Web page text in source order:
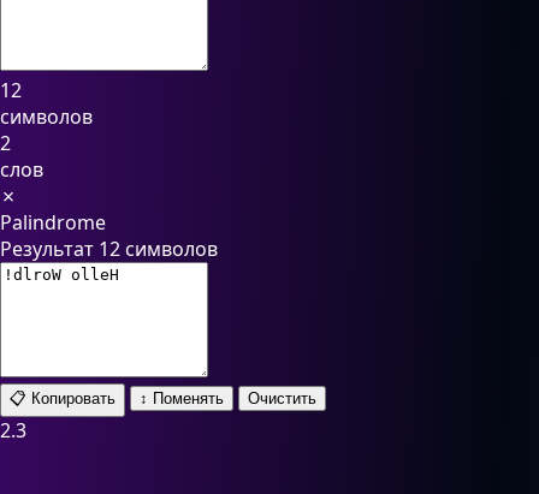
12
символов
2
слов
✗
Palindrome
Результат 12 символов
📋 Копировать ↕ Поменять Очистить
2.3